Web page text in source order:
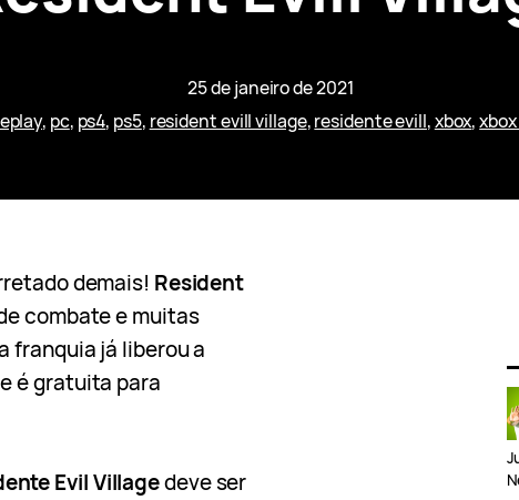
25 de janeiro de 2021
, pc, ps4, ps5, resident evill village, residente evill, xbox,
demais! Resident
combate e muitas
franquia já liberou a
e é gratuita para
Evil Villagedeve ser